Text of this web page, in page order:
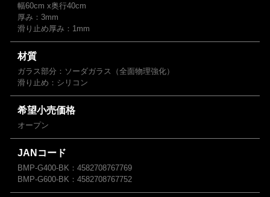
幅60cm x奥行40cm
厚み：3mm
滑り止め厚み：1mm
材質
ガラス部分：ソーダガラス（全面物理強化）
滑り止め：シリコン
希望小売価格
オープン
JANコード
BMP-G400-BK：4582708767769
BMP-G600-BK：4582708767752